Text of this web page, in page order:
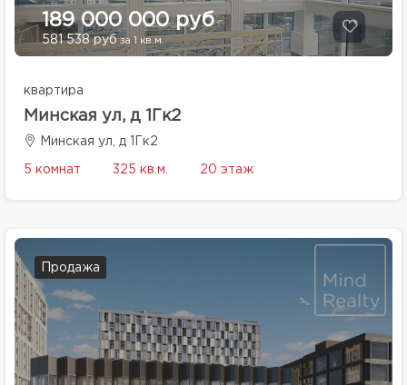
189 000 000 руб
581 538 рубза 1 кв.м.
квартира
Минская ул, д 1Гк2
Минская ул, д 1Гк2
5 комнат 325 кв.м. 20 этаж
Продажа